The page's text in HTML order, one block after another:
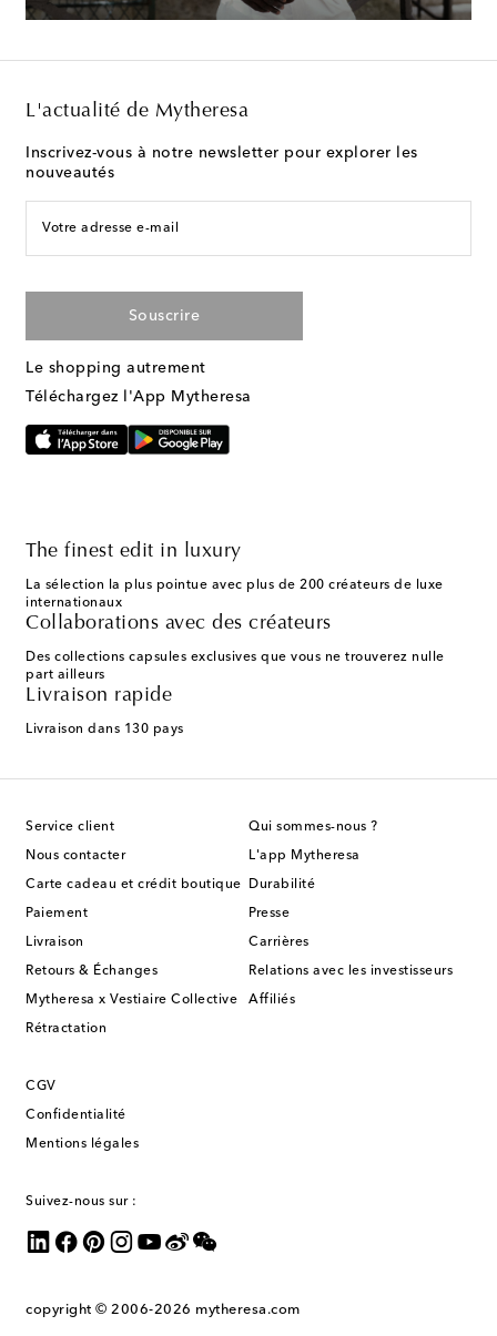
L'actualité de Mytheresa
Inscrivez-vous à notre newsletter pour explorer les
nouveautés
Votre adresse e-mail
Souscrire
Le shopping autrement
Téléchargez l'App Mytheresa
The finest edit in luxury
La sélection la plus pointue avec plus de 200 créateurs de luxe
internationaux
Collaborations avec des créateurs
Des collections capsules exclusives que vous ne trouverez nulle
part ailleurs
Livraison rapide
Livraison dans 130 pays
Service client
Nous contacter
Carte cadeau et crédit boutique
Paiement
Livraison
Retours & Échanges
Mytheresa x Vestiaire Collective
Rétractation
Qui sommes-nous ?
L'app Mytheresa
Durabilité
Presse
Carrières
Relations avec les investisseurs
Affiliés
CGV
Confidentialité
Mentions légales
Suivez-nous sur :
copyright © 2006-2026 mytheresa.com